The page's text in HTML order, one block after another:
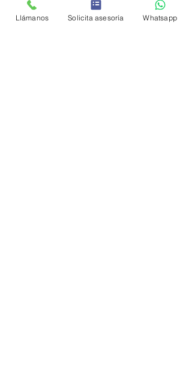
Llámanos Solicita asesoría Whatsapp